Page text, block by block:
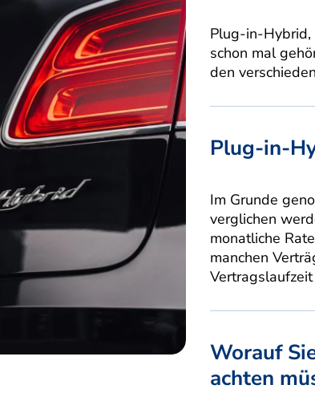
Plug-in-
schon mal
den
Plug-in-
Im Grunde
verglichen
monatliche
manchen
Worauf
achten